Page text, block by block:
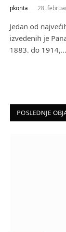
pkonta 28.
Jedan od
izvedenih je
1883. do 1914,…
POSLEDNJE